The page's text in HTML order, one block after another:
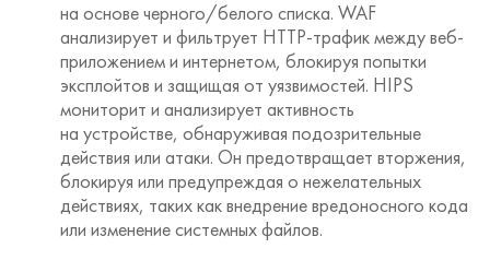
на основе черного/белого списка. WAF
анализирует и фильтрует HTTP-трафик между веб-
приложением и интернетом, блокируя попытки
эксплойтов и защищая от уязвимостей. HIPS
мониторит и анализирует активность
на устройстве, обнаруживая подозрительные
действия или атаки. Он предотвращает вторжения,
блокируя или предупреждая о нежелательных
действиях, таких как внедрение вредоносного кода
или изменение системных файлов.